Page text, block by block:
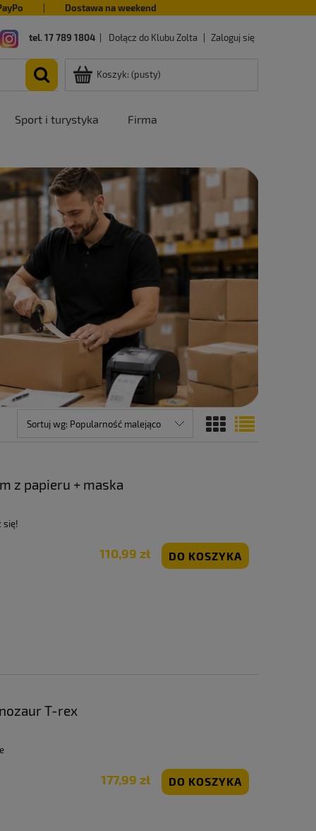
Dostawa na weekend
tel. 17 789 1804 Dołącz do Klubu Zolta Zaloguj się
Koszyk: (pusty)
Sport i turystyka Firma
Sortuj wg: Popularność malejąco
z papieru + maska
się!
110,99 zł DO KOSZYKA
T-rex
177,99 zł DO KOSZYKA